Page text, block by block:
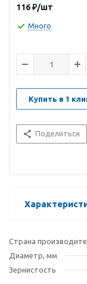
оснований,
116₽/шт
Много
Купить в 1
Поделиться
Страна
Диаметр, мм
Зернистость